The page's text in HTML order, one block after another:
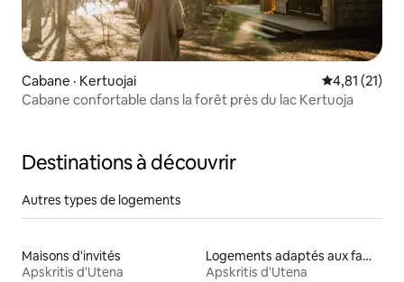
Cabane · Kertuojai Note
4,81 (21)
Cabane confortable dans la forêt près du lac Kertuoja
Destinations à découvrir
Autres types de logements
Maisons d'invités
Apskritis d'Utena
Logements adaptés aux familles à louer
Apskritis d'Utena